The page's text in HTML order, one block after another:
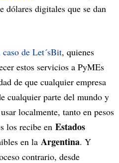
digitales que se dan
caso de Let´sBit, quienes
estos servicios a PyMEs
de que cualquier empresa
cualquier parte del mundo y
localmente, tanto en pesos
los recibe en Estados
en la Argentina. Y
contrario, desde